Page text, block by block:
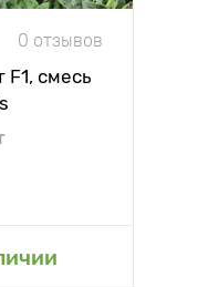
0 отзывов
F1, смесь